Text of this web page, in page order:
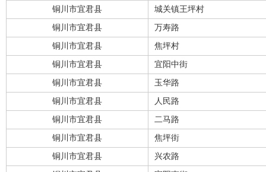
铜川市宜君县 城关镇王坪村
铜川市宜君县 万寿路
铜川市宜君县 焦坪村
铜川市宜君县 宜阳中街
铜川市宜君县 玉华路
铜川市宜君县 人民路
铜川市宜君县 二马路
铜川市宜君县 焦坪街
铜川市宜君县 兴农路